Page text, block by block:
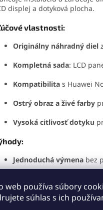
web používa súbory
súhlas s ich
displej a dotyková plocha.
vlastnosti:
Originálny náhradný diel
Kompletná sada: LCD
Kompatibilita s Huawei
Ostrý obraz a živé farby
Vysoká citlivosť dotyku
Jednoduchá výmena bez
Výborné zobrazovacie